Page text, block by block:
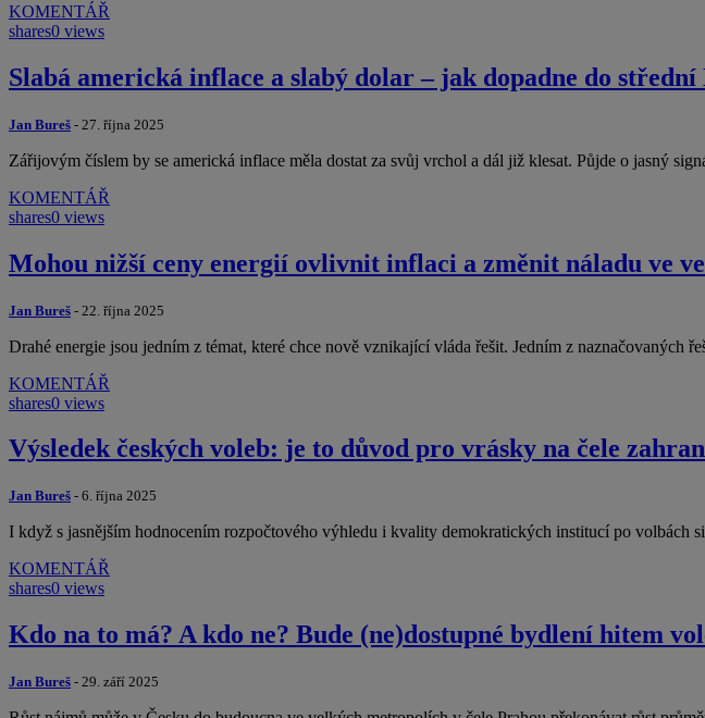
KOMENTÁŘ
shares0 views
Slabá americká inflace a slabý dolar – jak dopadne do střední
Jan Bureš - 27. října 2025
Zářijovým číslem by se americká inflace měla dostat za svůj vrchol a dál již klesat. Půjde o jasný
KOMENTÁŘ
shares0 views
Mohou nižší ceny energií ovlivnit inflaci a změnit náladu ve
Jan Bureš - 22. října 2025
Drahé energie jsou jedním z témat, které chce nově vznikající vláda řešit. Jedním z
KOMENTÁŘ
shares0 views
Výsledek českých voleb: je to důvod pro vrásky na čele
Jan Bureš - 6. října 2025
I když s jasnějším hodnocením rozpočtového výhledu i kvality demokratických institucí po volbách
KOMENTÁŘ
shares0 views
Kdo na to má? A kdo ne? Bude (ne)dostupné bydlení hitem
Jan Bureš - 29. září 2025